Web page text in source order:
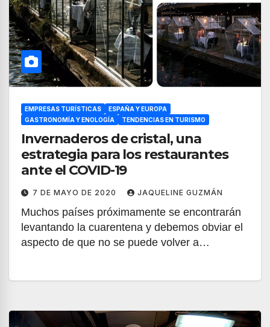
EMPRESAS TURÍSTICAS
ESPAÑA Y EUROPA
GASTRONOMÍA Y ENOLOGÍA
TENDENCIAS EN TURISMO
Invernaderos de cristal, una
estrategia para los restaurantes
ante el COVID-19
7 DE MAYO DE 2020 JAQUELINE GUZMÁN
Muchos países próximamente se encontrarán
levantando la cuarentena y debemos obviar el
aspecto de que no se puede volver a…